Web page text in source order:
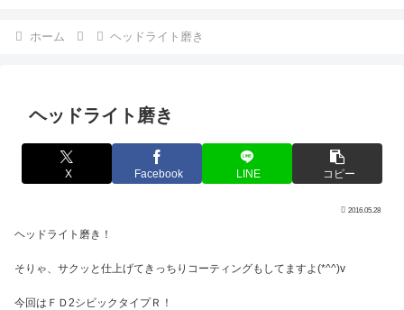
ホーム ヘッドライト磨き
ヘッドライト磨き
X Facebook LINE コピー
2016.05.28
ヘッドライト磨き！
そりゃ、サクッと仕上げてきっちりコーティングもしてますよ(*^^)v
今回はＦＤ2シビックタイプＲ！